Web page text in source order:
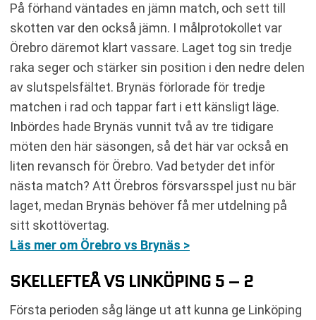
På förhand väntades en jämn match, och sett till
skotten var den också jämn. I målprotokollet var
Örebro däremot klart vassare. Laget tog sin tredje
raka seger och stärker sin position i den nedre delen
av slutspelsfältet. Brynäs förlorade för tredje
matchen i rad och tappar fart i ett känsligt läge.
Inbördes hade Brynäs vunnit två av tre tidigare
möten den här säsongen, så det här var också en
liten revansch för Örebro. Vad betyder det inför
nästa match? Att Örebros försvarsspel just nu bär
laget, medan Brynäs behöver få mer utdelning på
sitt skottövertag.
Läs mer om Örebro vs Brynäs >
SKELLEFTEÅ VS LINKÖPING 5 – 2
Första perioden såg länge ut att kunna ge Linköping